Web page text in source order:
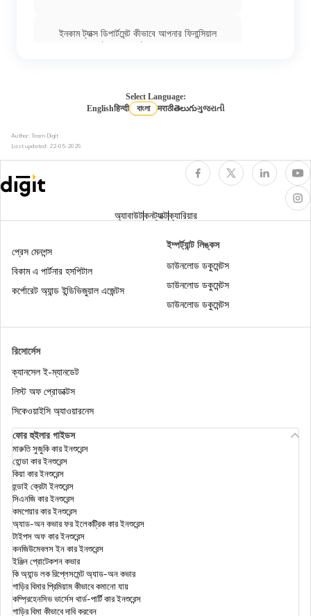
ইনকাম ট্যাক্স ডিপার্টমেন্ট কীভাবে আপনার ফিনান্সিয়াল
ট্রান্সাকশনস ট্র্যাক করে
ইনকাম ট্যাক্স অ্যাক্টের সেকশন 44AD
এনআরআইদের জন্য ইনকাম ট্যাক্স
ইনকাম ট্যাক্স অ্যাক্টের 80DD
অনলাইনে কীভাবে আইটিআর ফাইল করবেন?
ইনকাম ট্যাক্স অ্যাক্টের সেকশন 154
ইনকাম ট্যাক্স অ্যাক্টের সেকশন 194J
Select Language:
Englishहिन्दी বাংলা मराठीతెలుగుગુજરાતી
Author: Team Digit
Last updated: 22-05-2026
অ্যাবাউটকনট্যাক্টক্যারিয়ার
রিসোর্সেস
ক্যানসেল ই-ম্যানডেট
লিস্ট অফ প্রোডাক্টস
সিকেওয়াইসি অ্যাওয়ারনেস
প্রেস মেনশন্স
বিকাম এ পার্টনার হসপিটাল
কর্পোরেট অ্যান্ড ইন্ডিভিজুয়াল এজেন্টস
ইম্পর্ট্যান্ট লিঙ্কস
ডাউনলোড ডকুমেন্টস
ডাউনলোড ডকুমেন্টস
ডাউনলোড ডকুমেন্টস
ফোর হুইলার গাইডস
মারুতি সুজুকি কার ইনশুরেন্স
হোন্ডা কার ইনশুরেন্স
কিয়া কার ইনশুরেন্স
হুন্ডাই ক্রেটা ইনশুরেন্স
সিএনজি কার ইনশুরেন্স
কমপেয়ার কার ইনশুরেন্স
অ্যাড-অন কভার ফর ইলেকট্রিক কার ইনশুরেন্স
টাইপস অফ কার ইনশুরেন্স
কনজিউমেবলস ইন কার ইনশুরেন্স
ইঞ্জিন প্রোটেকশন কভার
কি অ্যান্ড লক রিপ্লেসমেন্ট অ্যাড-অন কভার
গাড়ির বিমার প্রিমিয়াম কীভাবে কমানো যায়
কম্প্রিহেনসিভ ভার্সেস থার্ড-পার্টি কার ইনশুরেন্স
গাড়ির বিমা কীভাবে দাবি করবেন